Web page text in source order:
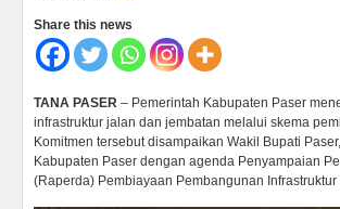
Share this news
TANA PASER – Pemerintah Kabupaten Paser
infrastruktur jalan dan jembatan melalui skema
Komitmen tersebut disampaikan Wakil Bupati
Kabupaten Paser dengan agenda Penyampaian
(Raperda) Pembiayaan Pembangunan